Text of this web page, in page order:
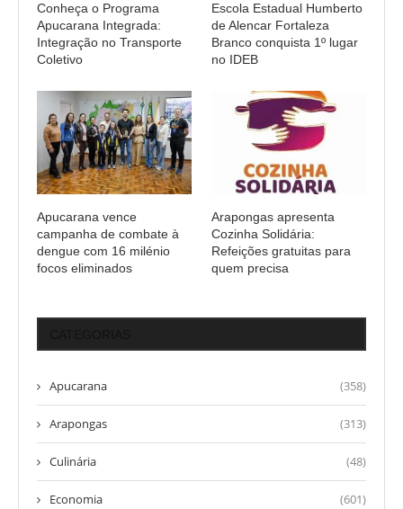
Conheça o Programa
Apucarana Integrada:
Integração no Transporte
Coletivo
Escola Estadual Humberto
de Alencar Fortaleza
Branco conquista 1º lugar
no IDEB
Apucarana vence
campanha de combate à
dengue com 16 milénio
focos eliminados
Arapongas apresenta
Cozinha Solidária:
Refeições gratuitas para
quem precisa
Apucarana (358)
Arapongas (313)
Culinária (48)
Economia (601)